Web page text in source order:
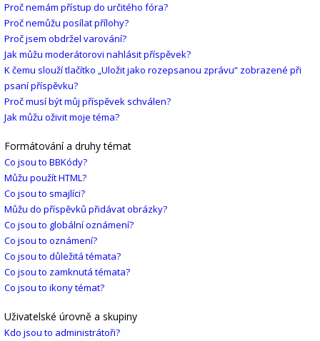
Proč nemám přístup do určitého fóra?
Proč nemůžu posílat přílohy?
Proč jsem obdržel varování?
Jak můžu moderátorovi nahlásit příspěvek?
K čemu slouží tlačítko „Uložit jako rozepsanou zprávu“ zobrazené při
psaní příspěvku?
Proč musí být můj příspěvek schválen?
Jak můžu oživit moje téma?
Formátování a druhy témat
Co jsou to BBKódy?
Můžu použít HTML?
Co jsou to smajlíci?
Můžu do příspěvků přidávat obrázky?
Co jsou to globální oznámení?
Co jsou to oznámení?
Co jsou to důležitá témata?
Co jsou to zamknutá témata?
Co jsou to ikony témat?
Uživatelské úrovně a skupiny
Kdo jsou to administrátoři?